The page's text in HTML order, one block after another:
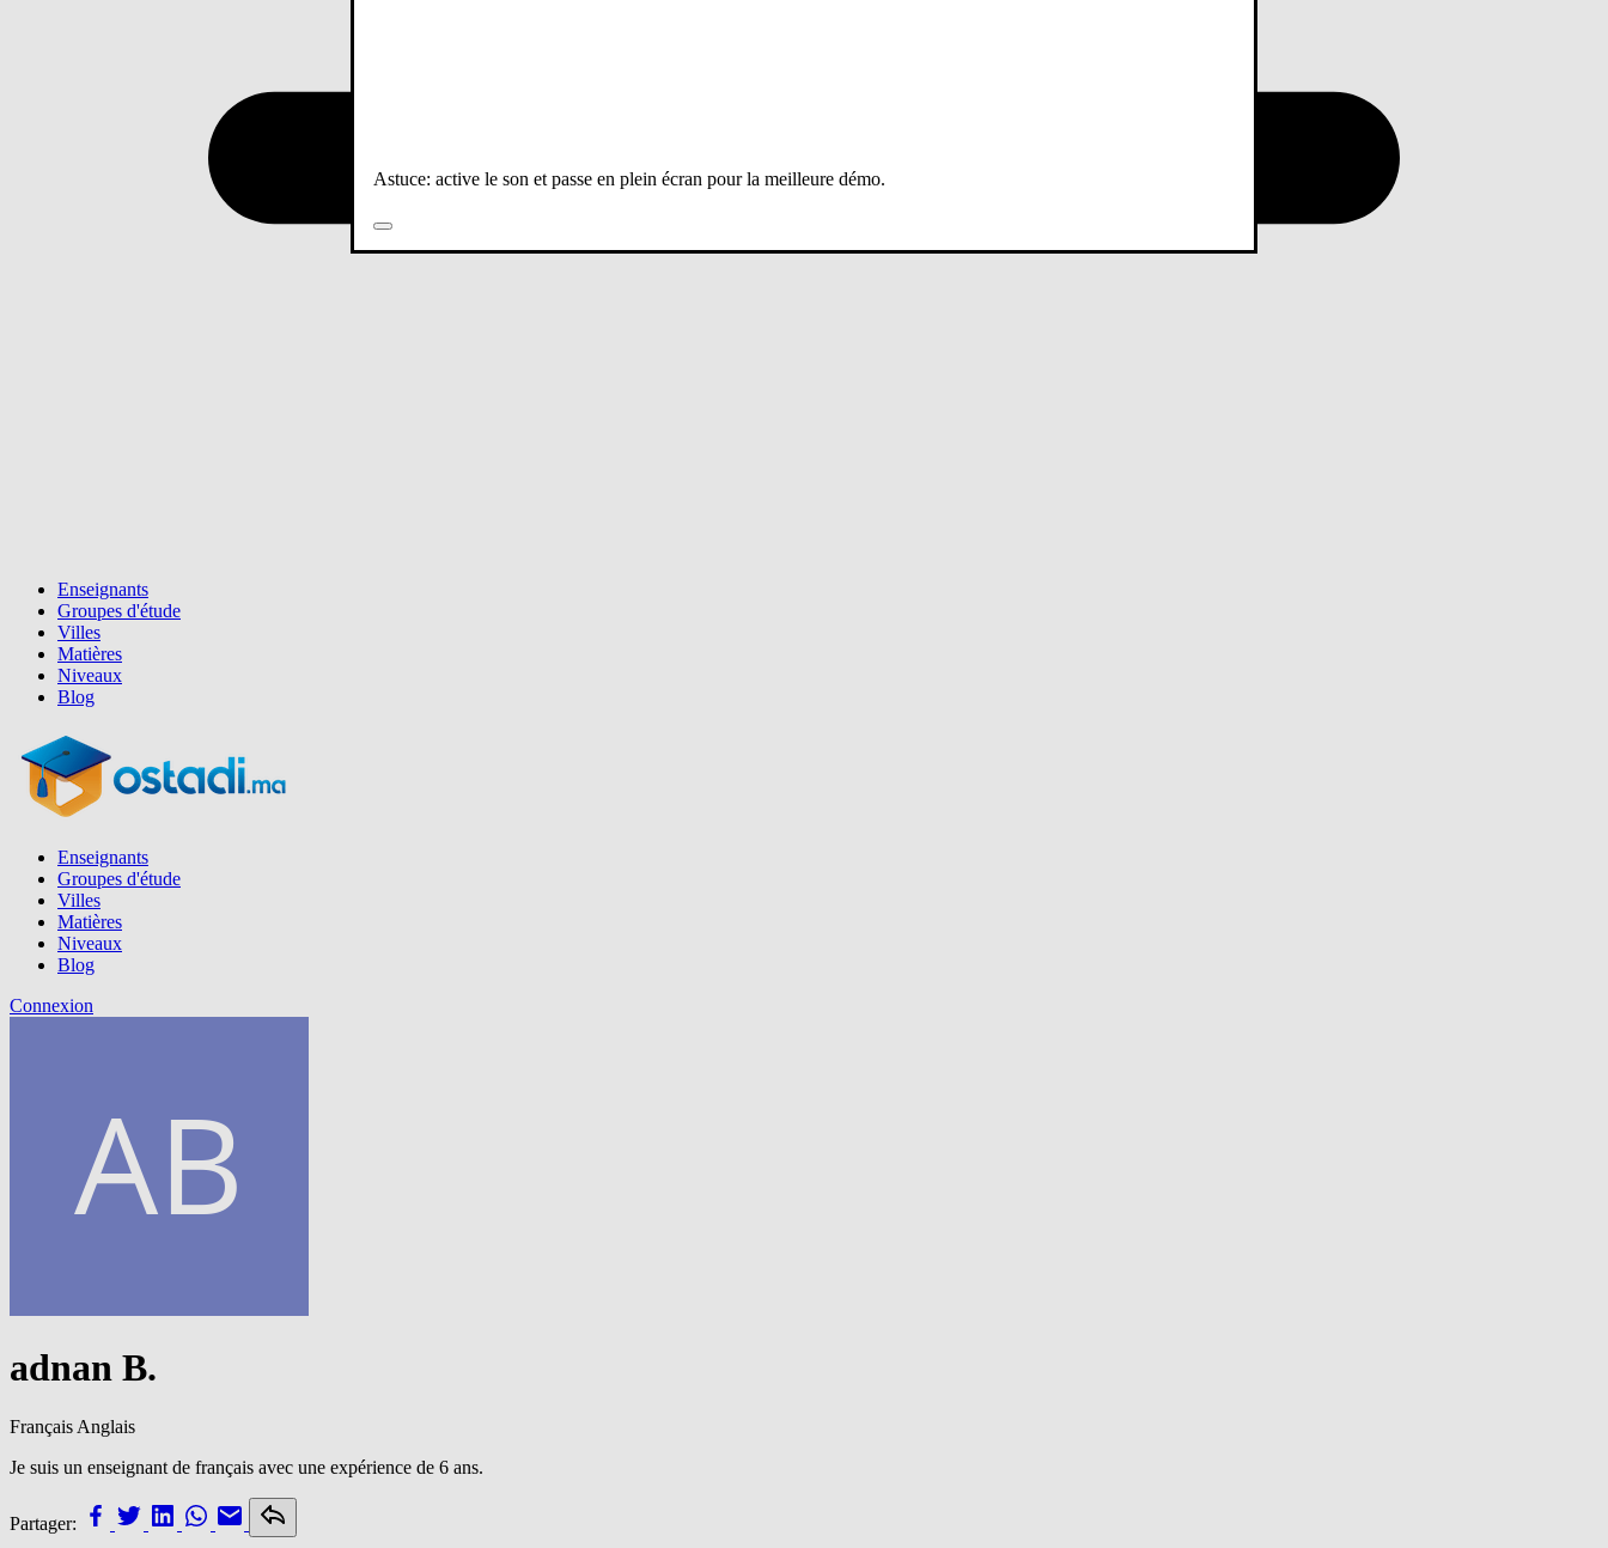
Enseignants
Groupes d'étude
Villes
Matières
Niveaux
Blog
Enseignants
Groupes d'étude
Villes
Matières
Niveaux
Blog
Connexion
Astuce: active le son et passe en plein écran pour la meilleure démo.
adnan B.
Français Anglais
Je suis un enseignant de français avec une expérience de 6 ans.
Partager: